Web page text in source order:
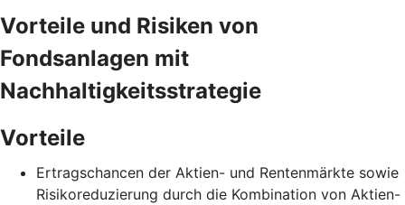
Vorteile und Risiken von
Fondsanlagen mit
Nachhaltigkeitsstrategie
Vorteile
Ertragschancen der Aktien- und Rentenmärkte sowie
Risikoreduzierung durch die Kombination von Aktien-